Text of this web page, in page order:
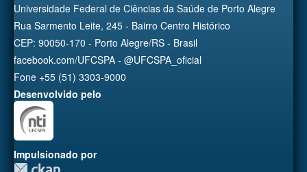
Universidade Federal de Ciências da Saúde de Porto Alegre
Rua Sarmento Leite, 245 - Bairro Centro Histórico
CEP: 90050-170 - Porto Alegre/RS - Brasil
facebook.com/UFCSPA - @UFCSPA_oficial
Fone +55 (51) 3303-9000
Desenvolvido pelo
Impulsionado por